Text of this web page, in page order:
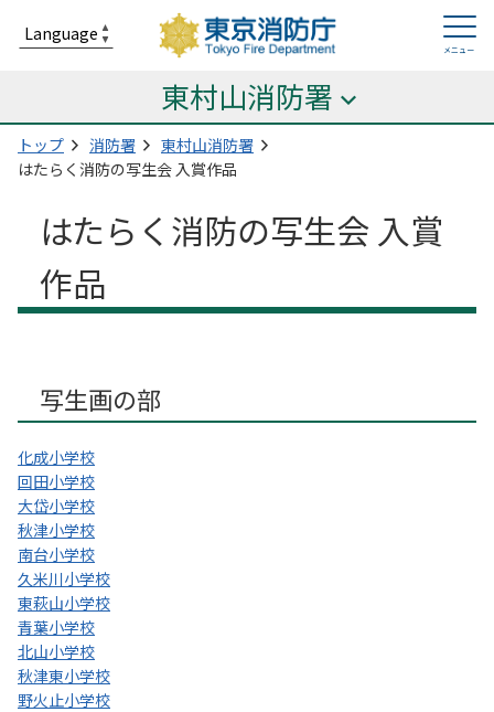
東村山消防署
トップ 消防署
東村山消防署
はたらく消防の写生会 入賞作品
はたらく消防の写生会 入賞
作品
写生画の部
化成小学校
回田小学校
大岱小学校
秋津小学校
南台小学校
久米川小学校
東萩山小学校
青葉小学校
北山小学校
秋津東小学校
野火止小学校